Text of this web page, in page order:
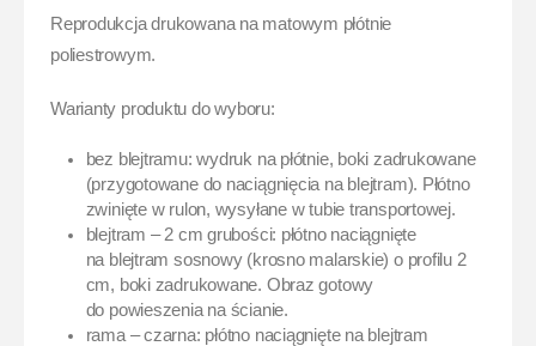
Reprodukcja drukowana na matowym płótnie
poliestrowym.
Warianty produktu do wyboru:
bez blejtramu: wydruk na płótnie, boki zadrukowane
(przygotowane do naciągnięcia na blejtram). Płótno
zwinięte w rulon, wysyłane w tubie transportowej.
blejtram – 2 cm grubości: płótno naciągnięte
na blejtram sosnowy (krosno malarskie) o profilu 2
cm, boki zadrukowane. Obraz gotowy
do powieszenia na ścianie.
rama – czarna: płótno naciągnięte na blejtram